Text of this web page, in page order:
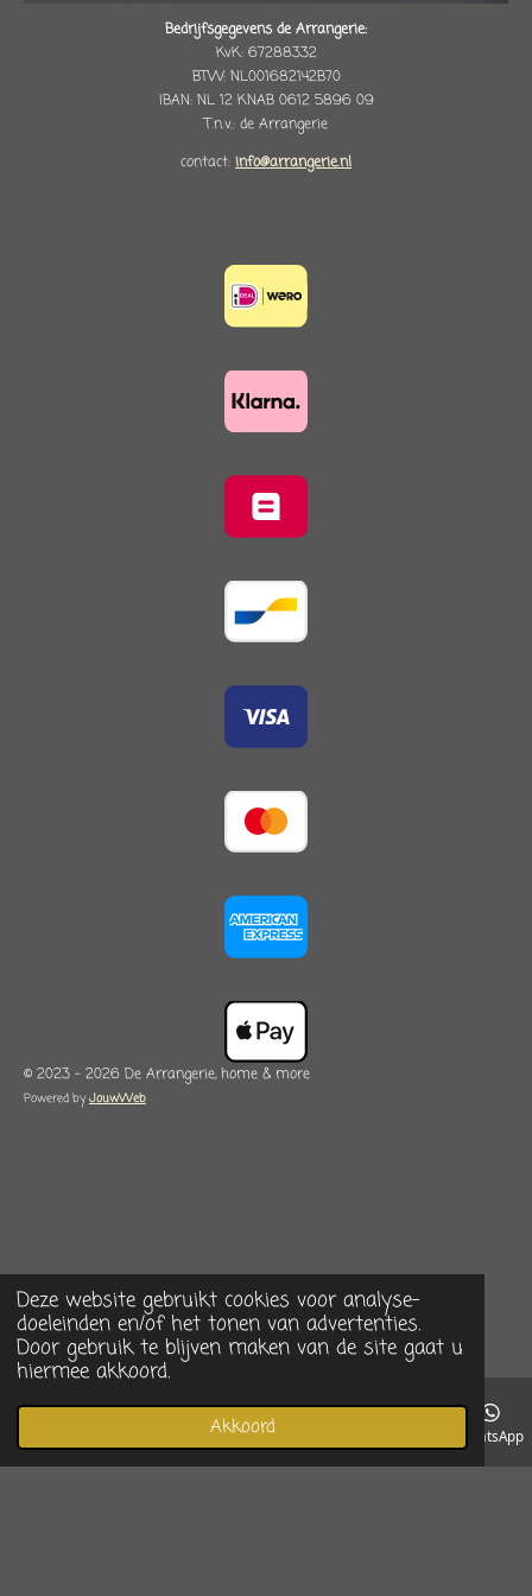
Deze website gebruikt cookies voor analyse-
doeleinden en/of het tonen van advertenties.
Door gebruik te blijven maken van de site gaat u
hiermee akkoord.
Akkoord
Bedrijfsgegevens de Arrangerie:
KvK: 67288332
BTW: NL001682142B70
IBAN: NL 12 KNAB 0612 5896 09
T.n.v.: de Arrangerie
contact: info@arrangerie.nl
© 2023 - 2026 De Arrangerie, home & more
Powered byJouwWeb
Telefoonnummer WhatsApp